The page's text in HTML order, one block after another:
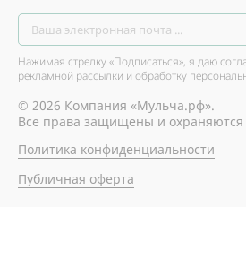
Нажимая стрелку «Подписаться», я даю
рекламной рассылки и обработку
© 2026 Компания «Мульча.рф».
Все права защищены и охраняются
Политика конфиденциальности
Публичная оферта